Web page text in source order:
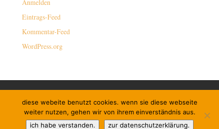
Anmelden
Eintrags-Feed
Kommentar-Feed
WordPress.org
kontakt/buchen
impressum
datenschutzerklärung
newsletter
links
instagram
diese webeite benutzt cookies. wenn sie diese webseite
weiter nutzen, gehen wir von ihrem einverständnis aus.
ich habe verstanden.
zur datenschutzerklärung.